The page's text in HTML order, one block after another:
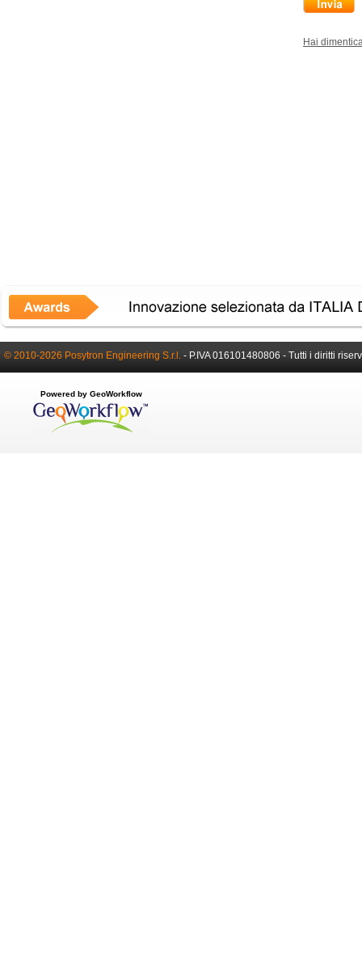
Hai
© 2010-2026 Posytron Engineering S.r.l. - P.IVA 016101480806 - Tutti i diritti
Powered by GeoWorkflow